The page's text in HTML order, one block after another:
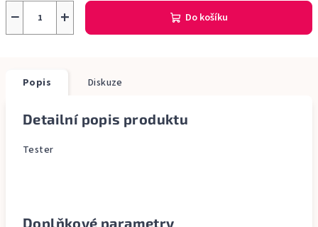
+
− Do košíku
Popis Diskuze
Detailní popis produktu
Tester
Doplňkové parametry